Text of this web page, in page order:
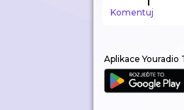
Komentuj
Aplikace Youradio